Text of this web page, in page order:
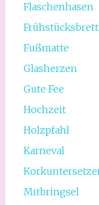
Flaschenhasen
Fußmatte
Glasherzen
Gute Fee
Hochzeit
Holzpfahl
Karneval
Mitbringsel